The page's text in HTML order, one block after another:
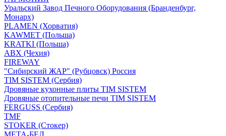
Уральский Завод Печного Оборудования (Бранденбург,
Монарх)
PLAMEN (Хорватия)
KAWMET (Польша)
KRATKI (Польша)
ABX (Чехия)
FIREWAY
"Сибирский ЖАР" (Рубцовск) Россия
TIM SISTEM (Сербия)
Дровяные кухонные плиты TIM SISTEM
Дровяные отопительные печи TIM SISTEM
FERGUSS (Сербия)
TMF
STOKER (Стокер)
МЕТА-БЕЛ